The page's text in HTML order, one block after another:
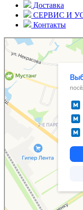
Доставка
СЕРВИС И
Контакты